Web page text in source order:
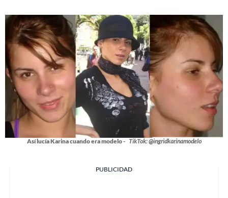
Así lucía Karina cuando era modelo - TikTok: @ingridkarinamodelo
PUBLICIDAD